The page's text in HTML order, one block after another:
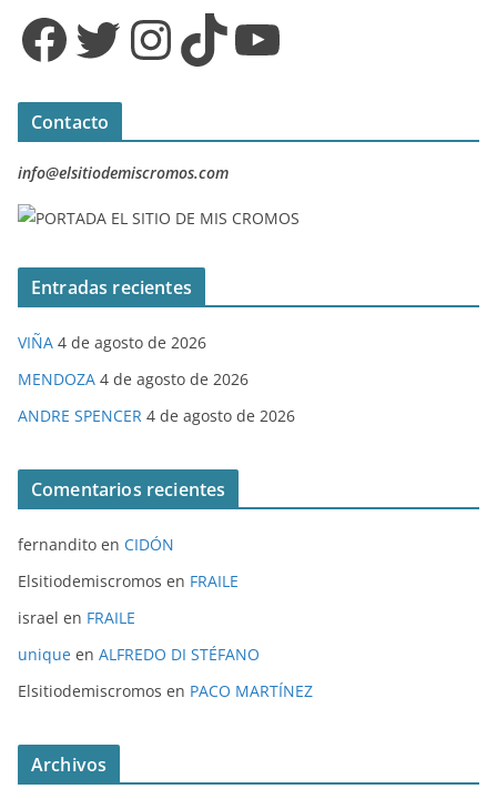
Facebook Twitter InstagramTikTok YouTube
Contacto
info@elsitiodemiscromos.com
Entradas recientes
VIÑA 4 de agosto de 2026
MENDOZA 4 de agosto de 2026
ANDRE SPENCER 4 de agosto de 2026
Comentarios recientes
fernandito en CIDÓN
Elsitiodemiscromos en FRAILE
israel en FRAILE
unique en ALFREDO DI STÉFANO
Elsitiodemiscromos en PACO MARTÍNEZ
Archivos